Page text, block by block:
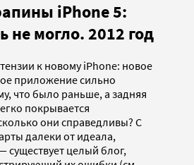
iPhone 5:
не могло. 2012 год
к новому iPhone: новое
приложение сильно
что было раньше, а задняя
покрывается
они справедливы? С
далеки от идеала,
существует целый блог,